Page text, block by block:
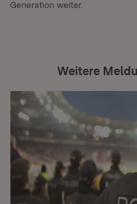
Generation weiter.
Weitere